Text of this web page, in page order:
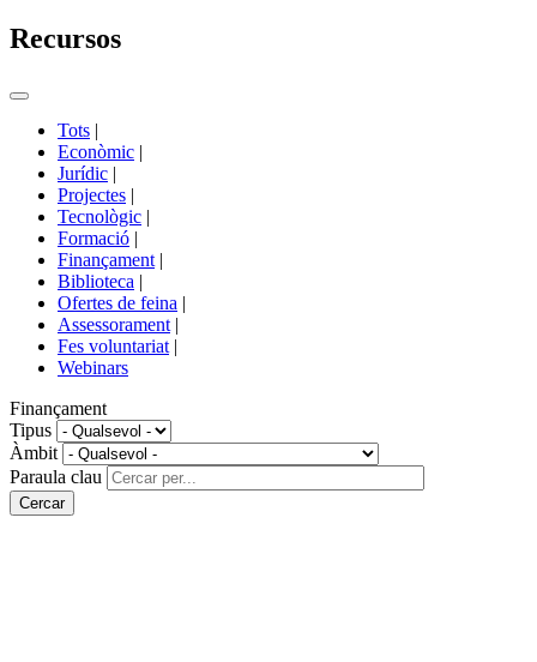
Recursos
Commutador
portals
Tots |
Econòmic |
Jurídic |
Projectes |
Tecnològic |
Formació |
Finançament |
Biblioteca |
Ofertes de feina |
Assessorament |
Fes voluntariat |
Webinars
Finançament
Tipus
Àmbit
Paraula clau